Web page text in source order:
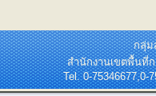
กลุ่ม
สำนักงานเขตพื้นที่
Tel. 0-75346677,0-